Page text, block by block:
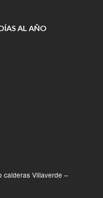
AL AÑO
calderas Villaverde –